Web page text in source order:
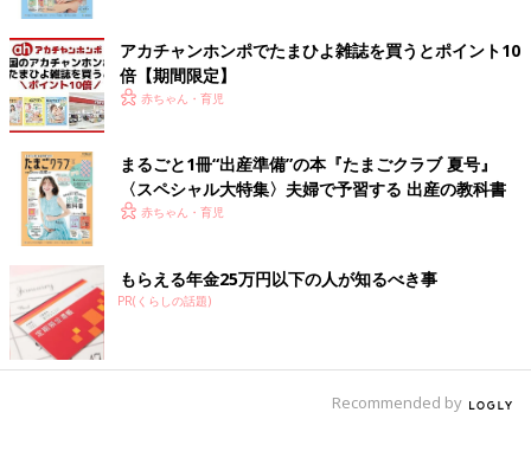
アカチャンホンポでたまひよ雑誌を買うとポイント10
倍【期間限定】
赤ちゃん・育児
まるごと1冊“出産準備”の本『たまごクラブ 夏号』
〈スペシャル大特集〉夫婦で予習する 出産の教科書
赤ちゃん・育児
もらえる年金25万円以下の人が知るべき事
PR(くらしの話題)
Recommended by